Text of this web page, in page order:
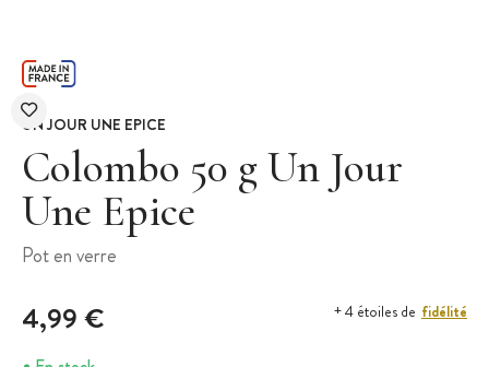
UN JOUR UNE EPICE
Colombo 50 g Un Jour
Une Epice
Pot en verre
4,99 € + 4 étoiles de fidélité